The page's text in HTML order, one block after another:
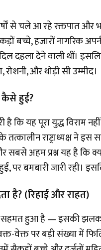
से चले आ रहे रक्तपात
बच्चे, हजारों नागरिक
दिल दहला देने वाली थीं।
और थोड़ी सी उम्मीद।
कैसे हुई?
कि यह पूरा युद्ध विराम
तत्कालीन राष्ट्राध्यक्ष ने
सबसे अहम प्रश्न यह है कि
पर बमबारी जारी रही।
है? (रिहाई और राहत)
हुआ है — इसकी झलक
वेक्त पर बड़ी संख्या में